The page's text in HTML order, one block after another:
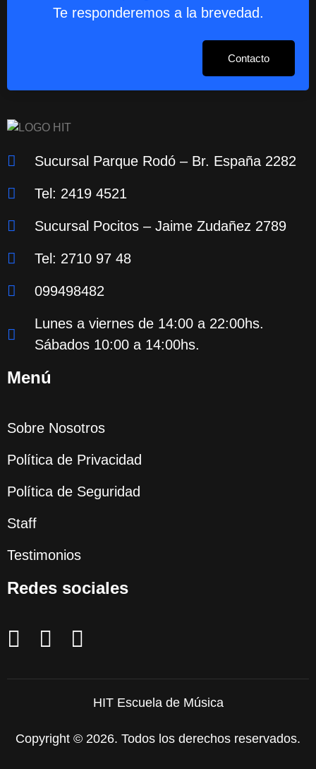
Te responderemos a la brevedad.
Contacto
Sucursal Parque Rodó – Br. España 2282
Tel: 2419 4521
Sucursal Pocitos – Jaime Zudañez 2789
Tel: 2710 97 48
099498482
Lunes a viernes de 14:00 a 22:00hs.
Sábados 10:00 a 14:00hs.
Menú
Sobre Nosotros
Política de Privacidad
Política de Seguridad
Staff
Testimonios
Redes sociales
HIT Escuela de Música
Copyright © 2026. Todos los derechos reservados.